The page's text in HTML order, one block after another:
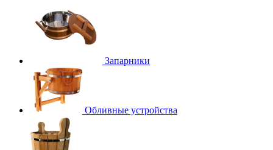
Запарники
Обливные устройства